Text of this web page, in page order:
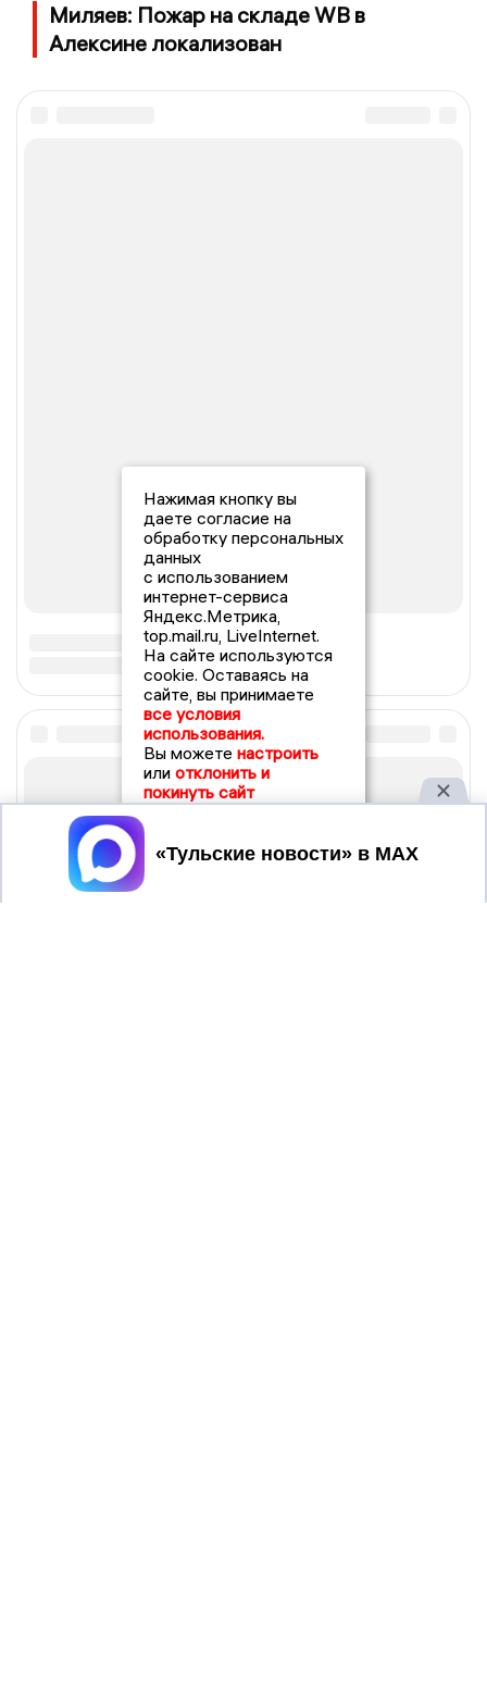
Миляев: Пожар на складе WB в
Алексине локализован
Нажимая кнопку вы
даете согласие на
обработку персональных
данных
с использованием
интернет-сервиса
Яндекс.Метрика,
top.mail.ru, LiveInternet.
На сайте используются
cookie. Оставаясь на
сайте, вы принимаете
все условия
использования.
Вы можете настроить
или отклонить и
покинуть сайт
Принять